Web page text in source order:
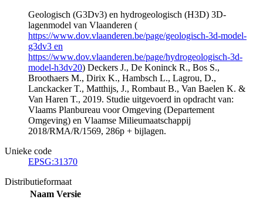
Geologisch (G3Dv3) en hydrogeologisch (H3D) 3D-
lagenmodel van Vlaanderen (
https://www.dov.vlaanderen.be/page/geologisch-3d-model-
g3dv3 en
https://www.dov.vlaanderen.be/page/hydrogeologisch-3d-
model-h3dv20) Deckers J., De Koninck R., Bos S.,
Broothaers M., Dirix K., Hambsch L., Lagrou, D.,
Lanckacker T., Matthijs, J., Rombaut B., Van Baelen K. &
Van Haren T., 2019. Studie uitgevoerd in opdracht van:
Vlaams Planbureau voor Omgeving (Departement
Omgeving) en Vlaamse Milieumaatschappij
2018/RMA/R/1569, 286p + bijlagen.
Unieke code
EPSG:31370
Distributieformaat
Naam Versie